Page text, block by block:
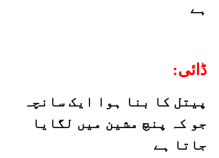
ہے
:ڈائی
پیتل کا بنا ہوا ایک سانچہ
جو کہ پنچ مشین میں لگایا
جاتا ہے